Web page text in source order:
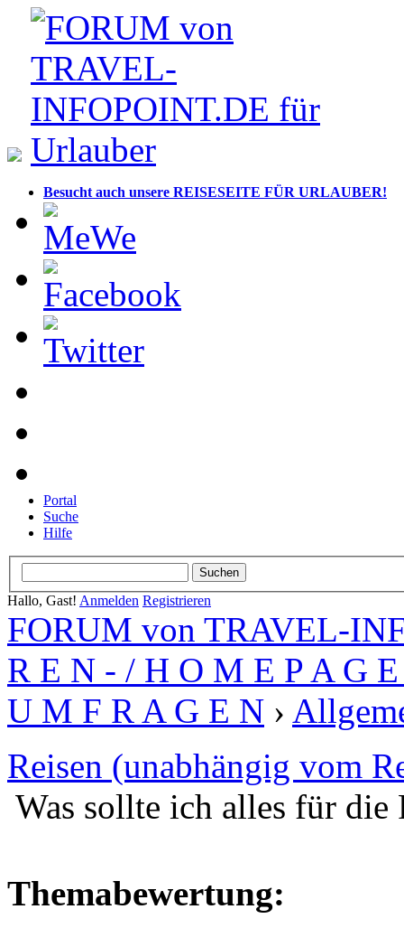
Besucht auch unsere REISESEITE FÜR URLAUBER!
Portal
Suche
Hilfe
Hallo, Gast! Anmelden Registrieren
FORUM von TRAVEL-
R E N - / H O M E P A G
U M F R A G E N ›
Reisen (unabhängig vom
Was sollte ich alles für die
Themabewertung: